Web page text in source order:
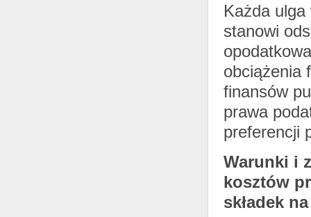
Każda
stanowi
obciążenia
finansów
prawa
preferencji
Warunki i
kosztów
składek